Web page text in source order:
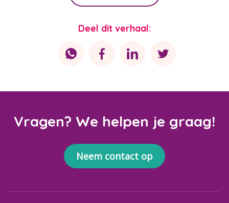
Deel dit verhaal:
Vragen? We helpen je graag!
Neem contact op